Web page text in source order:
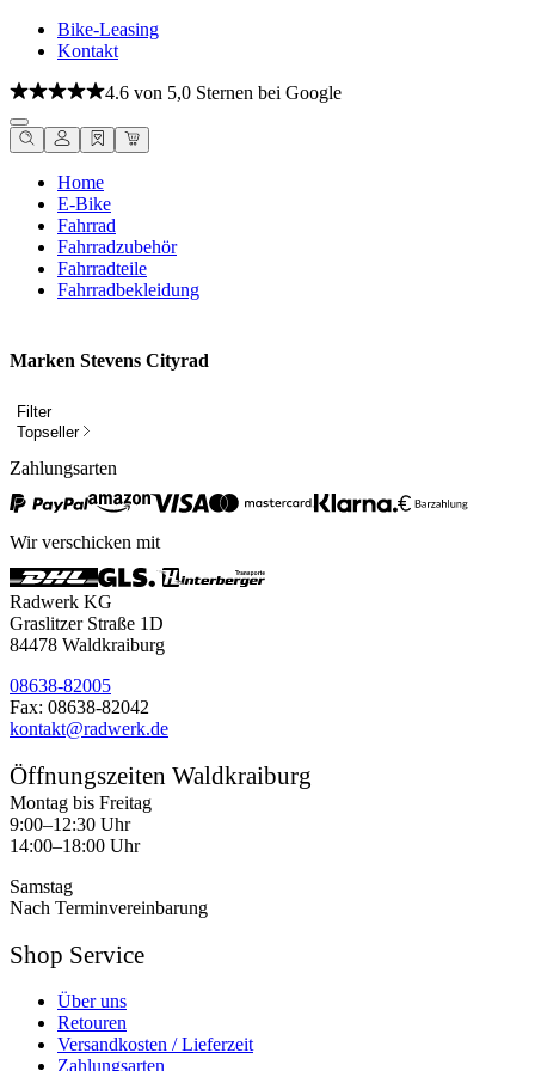
Bike-Leasing
Kontakt
4.6 von 5,0 Sternen bei Google
Home
E-Bike
Fahrrad
Fahrradzubehör
Fahrradteile
Fahrradbekleidung
Marken Stevens Cityrad
Filter
Topseller
Zahlungsarten
Wir verschicken mit
Radwerk KG
Graslitzer Straße 1D
84478 Waldkraiburg
08638-82005
Fax: 08638-82042
kontakt@radwerk.de
Öffnungszeiten Waldkraiburg
Montag bis Freitag
9:00–12:30 Uhr
14:00–18:00 Uhr
Samstag
Nach Terminvereinbarung
Shop Service
Über uns
Retouren
Versandkosten / Lieferzeit
Zahlungsarten